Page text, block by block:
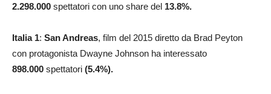
2.298.000 spettatori con uno share del 13.8%.
Italia 1: San Andreas, film del 2015 diretto da Brad Peyton
con protagonista Dwayne Johnson ha interessato
898.000 spettatori (5.4%).